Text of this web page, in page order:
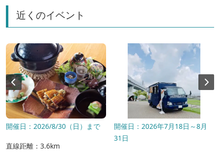
近くのイベント
開催日：2026/8/30（日）まで
直線距離：3.6km
開催日：2026年7月18日～8月
31日